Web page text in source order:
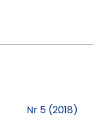
Nr 5 (2018)